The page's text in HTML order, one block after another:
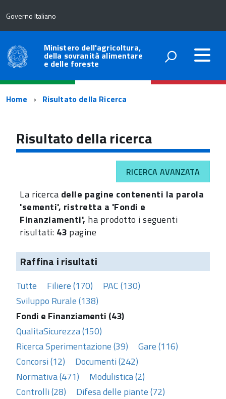
Governo Italiano
Ministero dell'agricoltura,
della sovranità alimentare
e delle foreste
Percorso
navigazione
Home Risultato della Ricerca
Risultato della ricerca
RICERCA AVANZATA
La ricerca delle pagine contenenti la parola
'sementi', ristretta a 'Fondi e
Finanziamenti', ha prodotto i seguenti
risultati: 43 pagine
Raffina i risultati
Tutte Filiere (170)
PAC (130)
Sviluppo Rurale (138)
Fondi e Finanziamenti (43)
QualitaSicurezza (150)
Ricerca Sperimentazione (39)
Gare (116)
Concorsi (12)
Documenti (242)
Normativa (471)
Modulistica (2)
Controlli (28)
Difesa delle piante (72)